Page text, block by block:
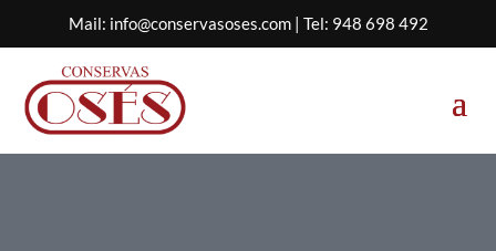
Mail: info@conservasoses.com| Tel: 948 698 492